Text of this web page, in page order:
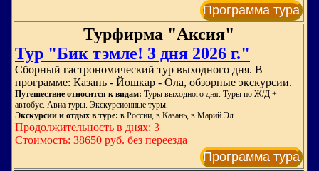
Программа тура
Турфирма "Аксия"
Тур "Бик тэмле! 3 дня 2026 г."
Сборный гастрономический тур выходного дня. В
программе: Казань - Йошкар - Ола, обзорные экскурсии.
Путешествие относится к видам: Туры выходного дня. Туры по Ж/Д +
автобус. Авиа туры. Экскурсионные туры.
Экскурсии и отдых в туре: в России, в Казань, в Марий Эл
Продолжительность в днях: 3
Стоимость: 38650 руб. без переезда
Программа тура